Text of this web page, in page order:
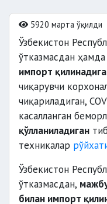
5920 марта ўқилди
Ўзбекистон
ўтказмасдан ҳамда
импорт
чиқарувчи
чиқариладиган,
касалланган
қўлланиладиган
техникалар
Ўзбекистон
ўтказмасдан,
билан импорт